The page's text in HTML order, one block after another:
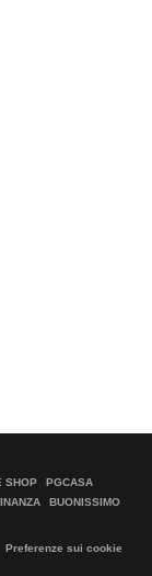
SHOP
PGCASA
BUONISSIMO
Preferenze sui cookie